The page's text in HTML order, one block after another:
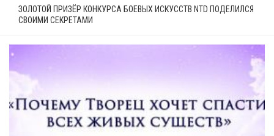
ЗОЛОТОЙ ПРИЗЁР КОНКУРСА БОЕВЫХ ИСКУССТВ NTD ПОДЕЛИЛСЯ
СВОИМИ СЕКРЕТАМИ